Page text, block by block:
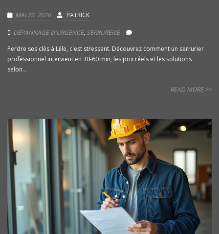
MAI 22, 2026 PATRICK
DÉPANNAGE D'URGENCE, SERRURERIE
Perdre ses clés à Lille, c'est stressant. Découvrez comment un serrurier
professionnel intervient en 30-60 min, les prix réels et les solutions
selon...
READ MORE >>